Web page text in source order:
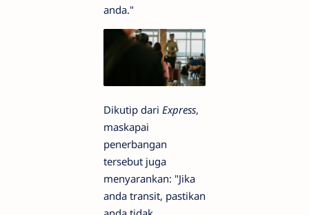
anda."
Dikutip dari Express,
maskapai
penerbangan
tersebut juga
menyarankan: "Jika
anda transit, pastikan